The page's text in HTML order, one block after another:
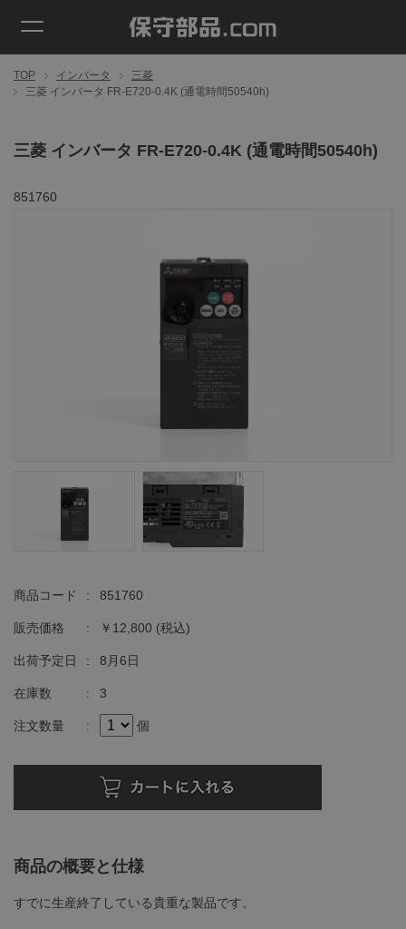
TOP インバータ
三菱
三菱 インバータ FR-E720-0.4K (通電時間50540h)
三菱 インバータ FR-E720-0.4K (通電時間50540h)
851760
商品コード : 851760
販売価格 : ￥12,800 (税込)
出荷予定日 : 8月6日
在庫数 : 3
注文数量 : 個
商品の概要と仕様
すでに生産終了している貴重な製品です。